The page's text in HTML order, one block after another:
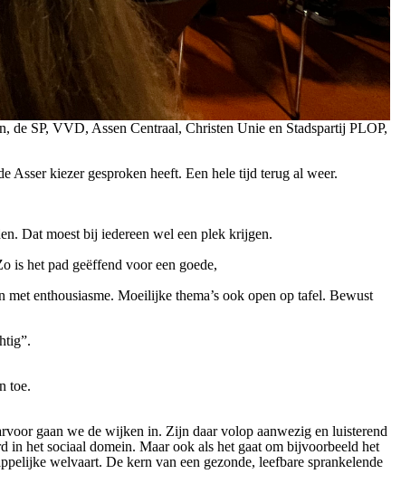
de SP, VVD, Assen Centraal, Christen Unie en Stadspartij PLOP,
Asser kiezer gesproken heeft. Een hele tijd terug al weer.
Dat moest bij iedereen wel een plek krijgen.
is het pad geëffend voor een goede,
enthousiasme. Moeilijke thema’s ook open op tafel. Bewust
toe.
gaan we de wijken in. Zijn daar volop aanwezig en luisterend
het sociaal domein. Maar ook als het gaat om bijvoorbeeld het
welvaart. De kern van een gezonde, leefbare sprankelende